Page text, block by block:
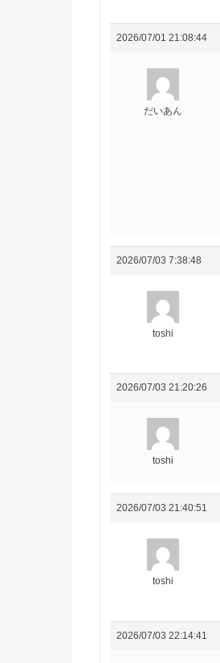
2026/07/01 21:08:44
だいあん
2026/07/03 7:38:48
toshi
2026/07/03 21:20:26
toshi
2026/07/03 21:40:51
toshi
2026/07/03 22:14:41